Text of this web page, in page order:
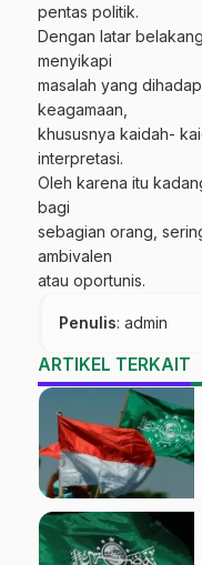
pentas politik.
Dengan latar
menyikapi
masalah yang
keagamaan,
khususnya kaidah-
interpretasi.
Oleh karena itu
bagi
sebagian orang,
ambivalen
atau oportunis.
Penulis: admin
ARTIKEL TERKAIT